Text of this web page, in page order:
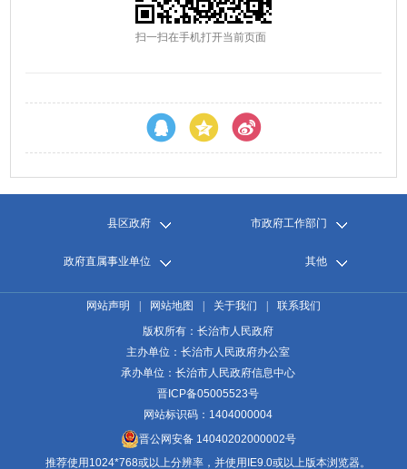
扫一扫在手机打开当前页面
县区政府 市政府工作部门
政府直属事业单位 其他
网站声明 网站地图 关于我们
联系我们
版权所有：长治市人民政府
主办单位：长治市人民政府办公室
承办单位：长治市人民政府信息中心
晋ICP备05005523号
网站标识码：1404000004
晋公网安备 14040202000002号
推荐使用1024*768或以上分辨率，并使用IE9.0或以上版本浏览器。